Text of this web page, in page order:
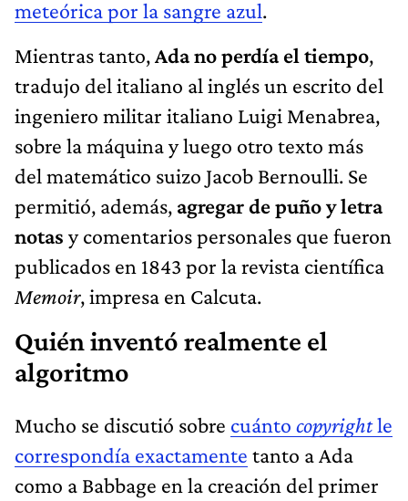
meteórica por la sangre azul.
Mientras tanto,Ada no perdía el tiempo,
tradujo del italiano al inglés un escrito del
ingeniero militar italiano Luigi Menabrea,
sobre la máquina y luego otro texto más
del matemático suizo Jacob Bernoulli. Se
permitió, además, agregar de puño y letra
notas y comentarios personales que fueron
publicados en 1843 por la revista científica
Memoir, impresa en Calcuta.
Quién inventó realmente el
algoritmo
Mucho se discutió sobre cuánto copyrightle
correspondía exactamente tanto a Ada
como a Babbage en la creación del primer